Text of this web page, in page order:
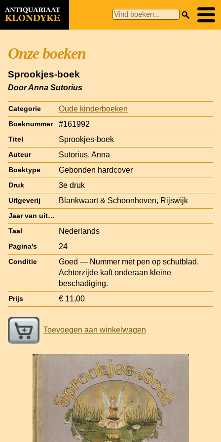
Onze boeken
Sprookjes-boek
Door Anna Sutorius
Categorie Oude kinderboeken
Boeknummer #161992
Titel Sprookjes-boek
Auteur Sutorius, Anna
Boektype Gebonden hardcover
Druk 3e druk
Uitgeverij Blankwaart & Schoonhoven, Rijswijk
Jaar van uitgave
Taal Nederlands
Pagina's 24
Conditie
Goed — Nummer met pen op schutblad.
Achterzijde kaft onderaan kleine
beschadiging.
Prijs € 11,00
Toevoegen aan winkelwagen